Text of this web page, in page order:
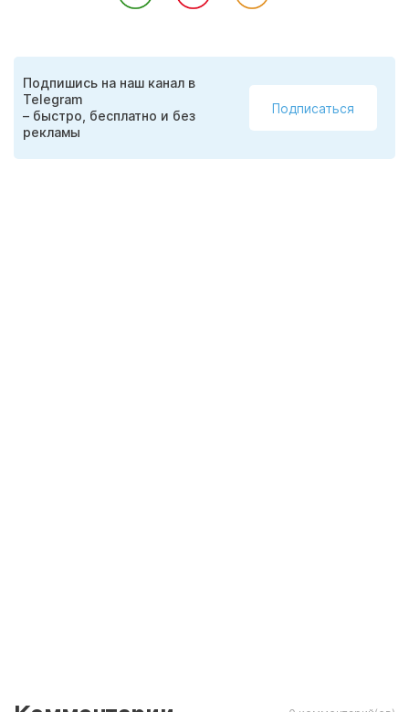
Подпишись на наш канал в
Telegram
– быстро, бесплатно и без
рекламы
Подписаться